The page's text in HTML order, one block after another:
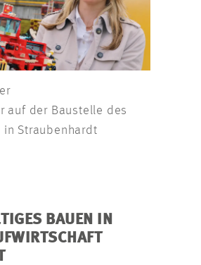
auf der Baustelle des
in Straubenhardt
BAUEN IN